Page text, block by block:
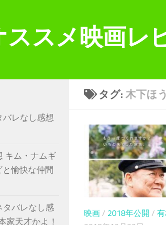
ススメ映画レ
タグ: 木下ほ
映画 / 2018年公開 /
レなし感想
キム・ナムギ
愉快な仲間
タバレなし感
家天才かよ！